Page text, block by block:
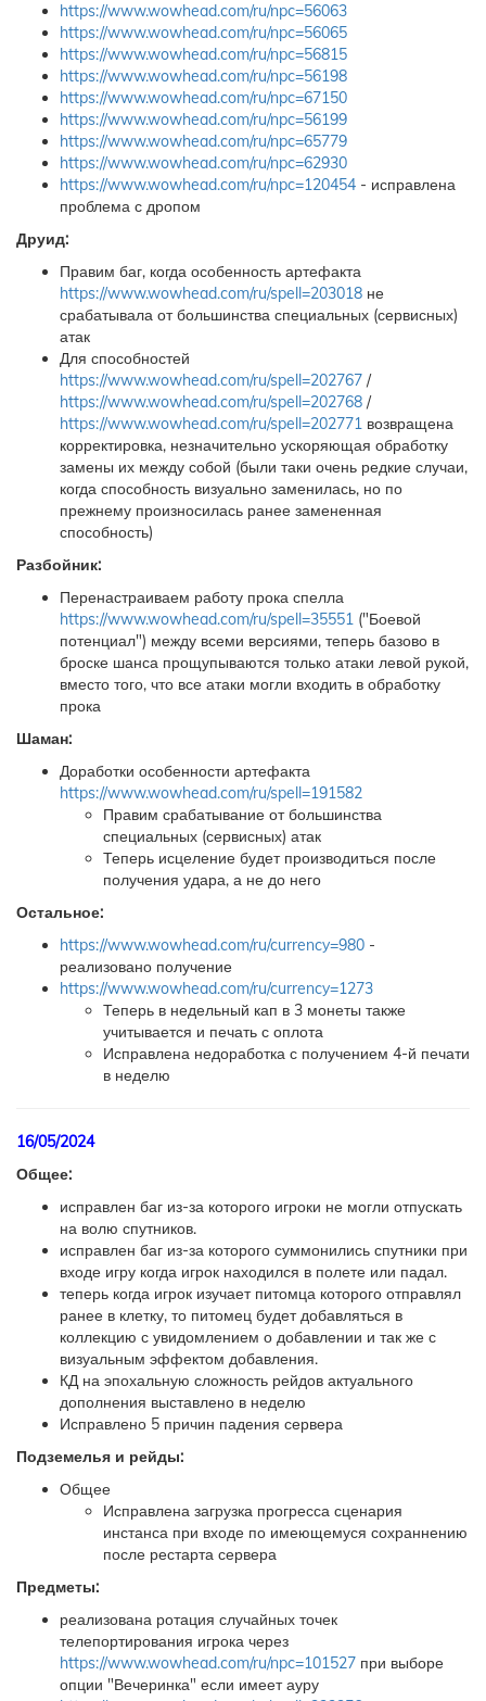
https://www.wowhead.com/ru/npc=56063
https://www.wowhead.com/ru/npc=56065
https://www.wowhead.com/ru/npc=56815
https://www.wowhead.com/ru/npc=56198
https://www.wowhead.com/ru/npc=67150
https://www.wowhead.com/ru/npc=56199
https://www.wowhead.com/ru/npc=65779
https://www.wowhead.com/ru/npc=62930
https://www.wowhead.com/ru/npc=120454 - исправлена
проблема с дропом
Друид:
Правим баг, когда особенность артефакта
https://www.wowhead.com/ru/spell=203018 не
срабатывала от большинства специальных (сервисных)
атак
Для способностей
https://www.wowhead.com/ru/spell=202767 /
https://www.wowhead.com/ru/spell=202768 /
https://www.wowhead.com/ru/spell=202771 возвращена
корректировка, незначительно ускоряющая обработку
замены их между собой (были таки очень редкие случаи,
когда способность визуально заменилась, но по
прежнему произносилась ранее замененная
способность)
Разбойник:
Перенастраиваем работу прока спелла
https://www.wowhead.com/ru/spell=35551 ("Боевой
потенциал") между всеми версиями, теперь базово в
броске шанса прощупываются только атаки левой рукой,
вместо того, что все атаки могли входить в обработку
прока
Шаман:
Доработки особенности артефакта
https://www.wowhead.com/ru/spell=191582
Правим срабатывание от большинства
специальных (сервисных) атак
Теперь исцеление будет производиться после
получения удара, а не до него
Остальное:
https://www.wowhead.com/ru/currency=980 -
реализовано получение
https://www.wowhead.com/ru/currency=1273
Теперь в недельный кап в 3 монеты также
учитывается и печать с оплота
Исправлена недоработка с получением 4-й печати
в неделю
16/05/2024
Общее:
исправлен баг из-за которого игроки не могли отпускать
на волю спутников.
исправлен баг из-за которого суммонились спутники при
входе игру когда игрок находился в полете или падал.
теперь когда игрок изучает питомца которого отправлял
ранее в клетку, то питомец будет добавляться в
коллекцию с увидомлением о добавлении и так же с
визуальным эффектом добавления.
КД на эпохальную сложность рейдов актуального
дополнения выставлено в неделю
Исправлено 5 причин падения сервера
Подземелья и рейды:
Общее
Исправлена загрузка прогресса сценария
инстанса при входе по имеющемуся сохраннению
после рестарта сервера
Предметы:
реализована ротация случайных точек
телепортирования игрока через
https://www.wowhead.com/ru/npc=101527 при выборе
опции "Вечеринка" если имеет ауру